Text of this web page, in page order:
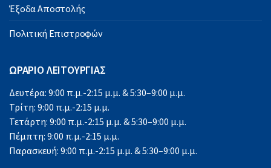
Έξοδα Αποστολής
Πολιτική Επιστροφών
ΩΡΑΡΙΟ ΛΕΙΤΟΥΡΓΙΑΣ
Δευτέρα: 9:00 π.μ.-2:15 μ.μ. & 5:30–9:00 μ.μ.
Τρίτη: 9:00 π.μ.-2:15 μ.μ.
Τετάρτη: 9:00 π.μ.-2:15 μ.μ. & 5:30–9:00 μ.μ.
Πέμπτη: 9:00 π.μ.-2:15 μ.μ.
Παρασκευή: 9:00 π.μ.-2:15 μ.μ. & 5:30–9:00 μ.μ.